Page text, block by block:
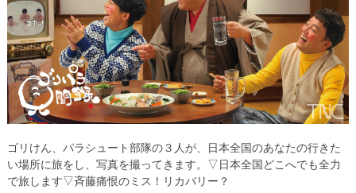
ゴリけん、パラシュート部隊の３人が、日本全国のあなたの行きた
い場所に旅をし、写真を撮ってきます。▽日本全国どこへでも全力
で旅します▽斉藤痛恨のミス！リカバリー？